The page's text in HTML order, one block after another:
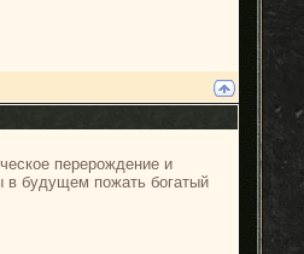
перерождение и
в будущем пожать богатый